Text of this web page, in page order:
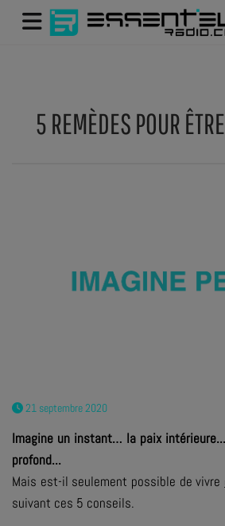
5 REMÈDES POUR
21 septembre 2020
Imagine un instant… la paix
profond...
Mais est-il seulement possible de vivre
suivant ces 5 conseils.